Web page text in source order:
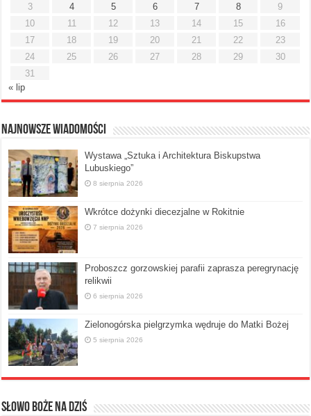
3
4 5 6 7 8
9
10
11 12 13 14 15
16
17
18 19 20 21 22
23
24
25 26 27 28 29
30
31
« lip
Najnowsze Wiadomości
Wystawa „Sztuka i Architektura Biskupstwa
Lubuskiego”
8 sierpnia 2026
Wkrótce dożynki diecezjalne w Rokitnie
7 sierpnia 2026
Proboszcz gorzowskiej parafii zaprasza peregrynację
relikwii
6 sierpnia 2026
Zielonogórska pielgrzymka wędruje do Matki Bożej
5 sierpnia 2026
Słowo Boże na dziś